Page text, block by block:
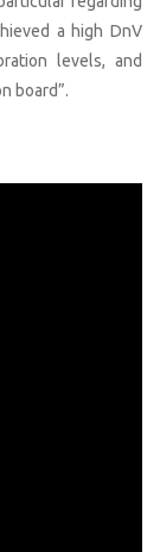
a high DnV
levels, and
board”.